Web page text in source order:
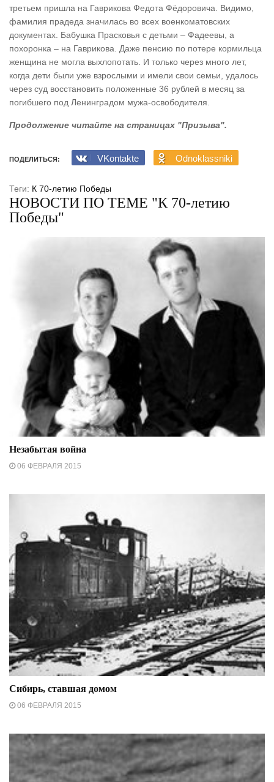
третьем пришла на Гаврикова Федота Фёдоровича. Видимо,
фамилия прадеда значилась во всех военкоматовских
документах. Бабушка Прасковья с детьми – Фадеевы, а
похоронка – на Гаврикова. Даже пенсию по потере кормильца
женщина не могла выхлопотать. И только через много лет,
когда дети были уже взрослыми и имели свои семьи, удалось
через суд восстановить положенные 36 рублей в месяц за
погибшего под Ленинградом мужа-освободителя.
Продолжение читайте на страницах "Призыва".
ПОДЕЛИТЬСЯ: VKontakte Odnoklassniki
Теги: К 70-летию Победы
НОВОСТИ ПО ТЕМЕ "К 70-летию
Победы"
Незабытая война
06 ФЕВРАЛЯ 2015
Сибирь, ставшая домом
06 ФЕВРАЛЯ 2015